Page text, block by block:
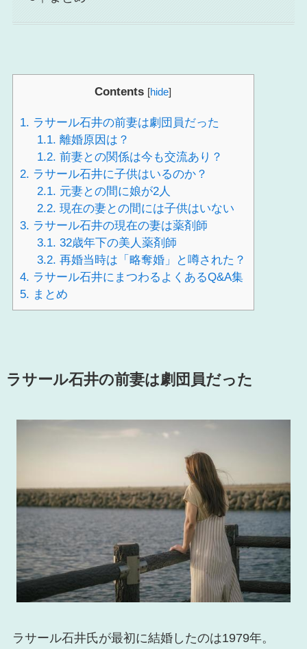
Contents [hide]
1. ラサール石井の前妻は劇団員だった
1.1. 離婚原因は？
1.2. 前妻との関係は今も交流あり？
2. ラサール石井に子供はいるのか？
2.1. 元妻との間に娘が2人
2.2. 現在の妻との間には子供はいない
3. ラサール石井の現在の妻は薬剤師
3.1. 32歳年下の美人薬剤師
3.2. 再婚当時は「略奪婚」と噂された？
4. ラサール石井にまつわるよくあるQ&A集
5. まとめ
ラサール石井の前妻は劇団員だった
ラサール石井氏が最初に結婚したのは1979年。